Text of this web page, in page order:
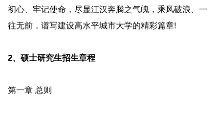
初心、牢记使命，尽显江汉奔腾之气魄，乘风破浪、一
往无前，谱写建设高水平城市大学的精彩篇章!
2、硕士研究生招生章程
第一章 总则